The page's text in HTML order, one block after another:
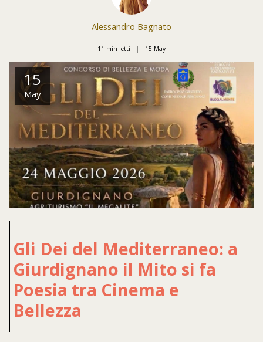
Alessandro Bagnato
11 min letti 15 May
15
May
Gli Dei del Mediterraneo: a
Giurdignano il Mito si fa
Poesia tra Cinema e
Bellezza